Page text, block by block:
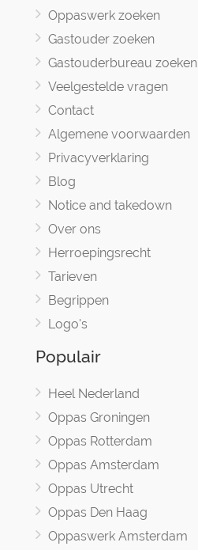
Oppaswerk zoeken
Gastouder zoeken
Gastouderbureau zoeken
Veelgestelde vragen
Contact
Algemene voorwaarden
Privacyverklaring
Blog
Notice and takedown
Over ons
Herroepingsrecht
Tarieven
Begrippen
Logo's
Populair
Heel Nederland
Oppas Groningen
Oppas Rotterdam
Oppas Amsterdam
Oppas Utrecht
Oppas Den Haag
Oppaswerk Amsterdam